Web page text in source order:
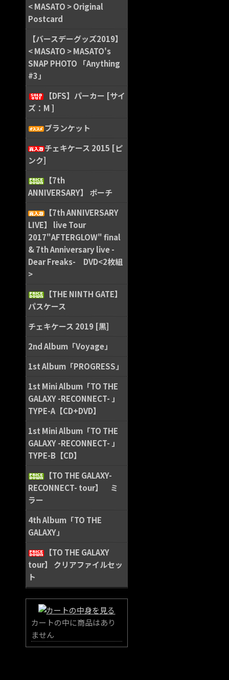
< MASATO > Original
Postcard
【バースデーグッズ2019】
< MASATO > MASATO's
SNAP PHOTO 「Anything
#3」
【DFS】パーカー [サイ
ズ：M ]
ブランケット
チェキケース 2015 [ピ
ンク]
【7th
ANNIVERSARY】 ポーチ
【7th ANNIVERSARY
LIVE】 live Tour
2017"AFTERGLOW" final
& 7th Anniversary live -
Dear Freaks- DVD<2枚組
>
【THE NINTH GATE】
パスケース
チェキケース 2019 [黒]
2nd Album「Voyage」
1st Album「PROGRESS」
1st Mini Album「TO THE
GALAXY -RECONNECT- 」
TYPE-A【CD+DVD】
1st Mini Album「TO THE
GALAXY -RECONNECT- 」
TYPE-B【CD】
【TO THE GALAXY-
RECONNECT- tour】 ミ
ラー
4th Album「TO THE
GALAXY」
【TO THE GALAXY
tour】 クリアファイルセッ
ト
カートの中に商品はあり
ません